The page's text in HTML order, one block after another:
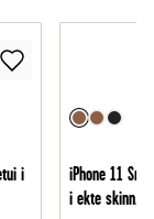
i
iPhone 11
i ekte skinn,